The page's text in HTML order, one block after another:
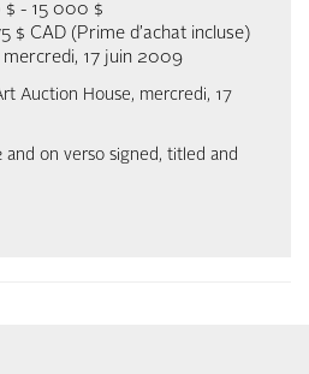
$ - 15 000 $
$ CAD (Prime d’achat incluse)
mercredi, 17 juin 2009
Auction House, mercredi, 17
and on verso signed, titled and